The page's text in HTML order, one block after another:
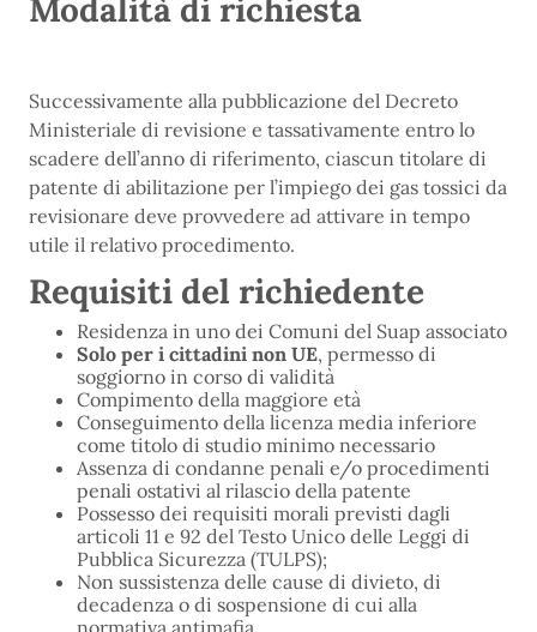
Modalità di richiesta
Successivamente alla pubblicazione del Decreto
Ministeriale di revisione e tassativamente entro lo
scadere dell’anno di riferimento, ciascun titolare di
patente di abilitazione per l’impiego dei gas tossici da
revisionare deve provvedere ad attivare in tempo
utile il relativo procedimento.
Requisiti del richiedente
Residenza in uno dei Comuni del Suap associato
Solo per i cittadini non UE, permesso di
soggiorno in corso di validità
Compimento della maggiore età
Conseguimento della licenza media inferiore
come titolo di studio minimo necessario
Assenza di condanne penali e/o procedimenti
penali ostativi al rilascio della patente
Possesso dei requisiti morali previsti dagli
articoli 11 e 92 del Testo Unico delle Leggi di
Pubblica Sicurezza (TULPS);
Non sussistenza delle cause di divieto, di
decadenza o di sospensione di cui alla
normativa antimafia.